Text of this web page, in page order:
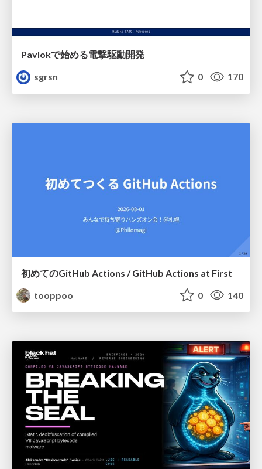
Pavlokで始める電撃駆動開発
sgrsn
0 170
初めてのGitHub Actions / GitHub Actions at First
tooppoo
0 140